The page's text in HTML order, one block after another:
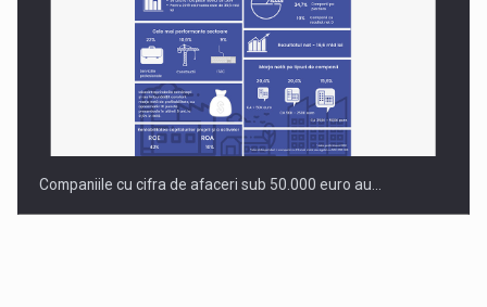
Companiile cu cifra de afaceri sub 50.000 euro au…